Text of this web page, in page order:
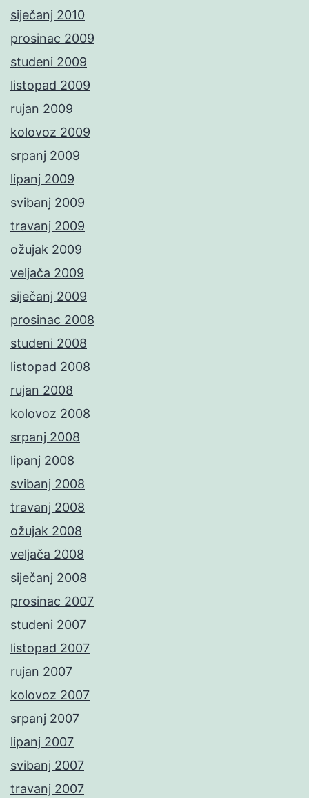
siječanj 2010
prosinac 2009
studeni 2009
listopad 2009
rujan 2009
kolovoz 2009
srpanj 2009
lipanj 2009
svibanj 2009
travanj 2009
ožujak 2009
veljača 2009
siječanj 2009
prosinac 2008
studeni 2008
listopad 2008
rujan 2008
kolovoz 2008
srpanj 2008
lipanj 2008
svibanj 2008
travanj 2008
ožujak 2008
veljača 2008
siječanj 2008
prosinac 2007
studeni 2007
listopad 2007
rujan 2007
kolovoz 2007
srpanj 2007
lipanj 2007
svibanj 2007
travanj 2007